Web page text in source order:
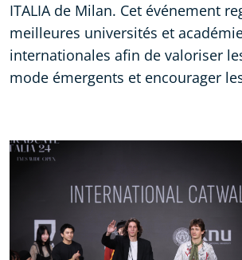
ITALIA de Milan. Cet événement
meilleures universités et
internationales afin de valoriser
mode émergents et encourager